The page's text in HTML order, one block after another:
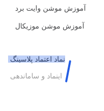
آموزش موشن وایت برد
آموزش موشن موزیکال
نماد اعتماد پلاسینگ
اینماد و ساماندهی